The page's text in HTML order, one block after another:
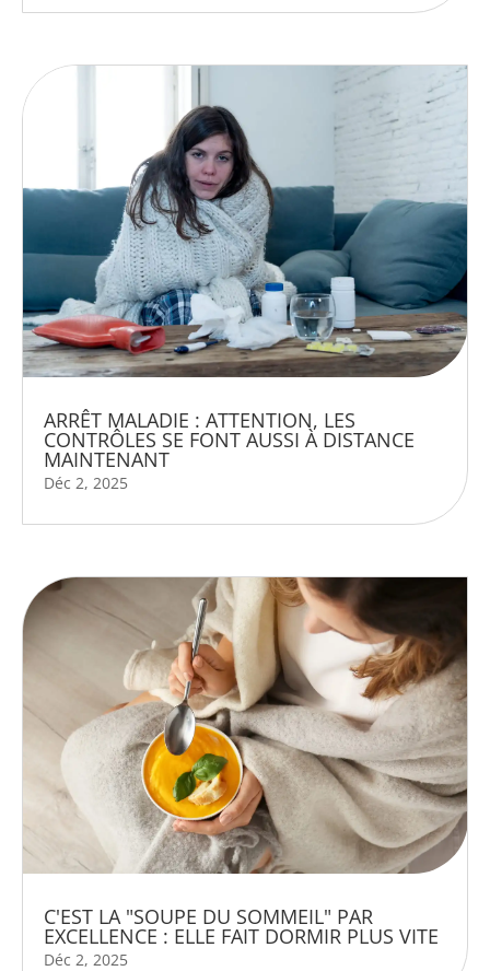
ARRÊT MALADIE : ATTENTION, LES
CONTRÔLES SE FONT AUSSI À DISTANCE
MAINTENANT
Déc 2, 2025
C'EST LA "SOUPE DU SOMMEIL" PAR
EXCELLENCE : ELLE FAIT DORMIR PLUS VITE
Déc 2, 2025